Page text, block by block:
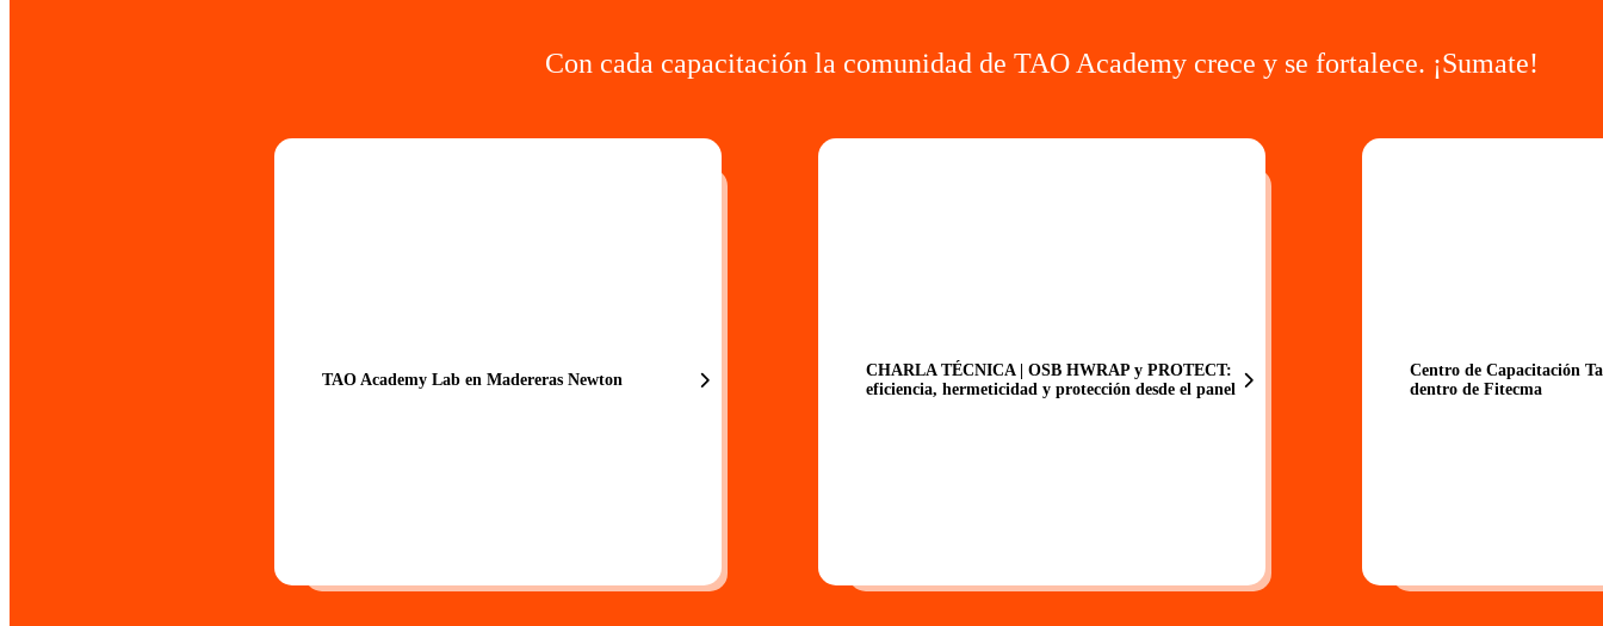
Con cada capacitación la comunidad de TAO Academy crece y se fortalece. ¡Sumate!
TAO Academy Lab en Madereras Newton
CHARLA TÉCNICA | OSB HWRAP y PROTECT:
eficiencia, hermeticidad y protección desde el panel
Centro de Capacitación
dentro de Fitecma